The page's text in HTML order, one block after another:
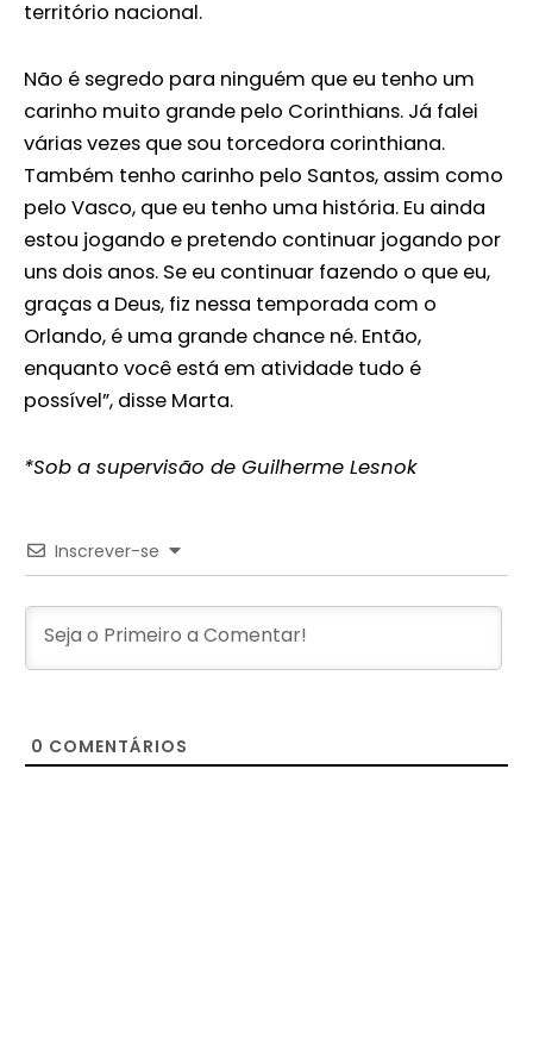
território nacional.
Não é segredo para ninguém que eu tenho um
carinho muito grande pelo Corinthians. Já falei
várias vezes que sou torcedora corinthiana.
Também tenho carinho pelo Santos, assim como
pelo Vasco, que eu tenho uma história. Eu ainda
estou jogando e pretendo continuar jogando por
uns dois anos. Se eu continuar fazendo o que eu,
graças a Deus, fiz nessa temporada com o
Orlando, é uma grande chance né. Então,
enquanto você está em atividade tudo é
possível”, disse Marta.
*Sob a supervisão de Guilherme Lesnok
Inscrever-se
0 COMENTÁRIOS